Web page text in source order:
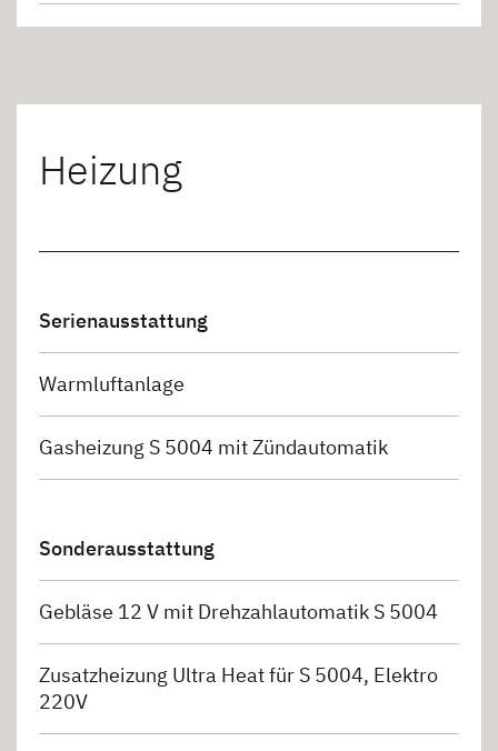
Heizung
Serienausstattung
Warmluftanlage
Gasheizung S 5004 mit Zündautomatik
Sonderausstattung
Gebläse 12 V mit Drehzahlautomatik S 5004
Zusatzheizung Ultra Heat für S 5004, Elektro
220V